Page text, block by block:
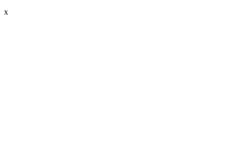
x